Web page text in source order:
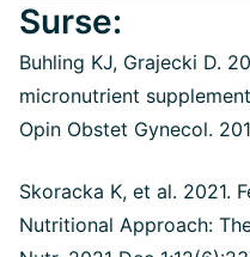
Surse:
Buhling KJ, Grajecki D.
micronutrient
Opin Obstet Gynecol.
Skoracka K, et al. 2021.
Nutritional Approach: